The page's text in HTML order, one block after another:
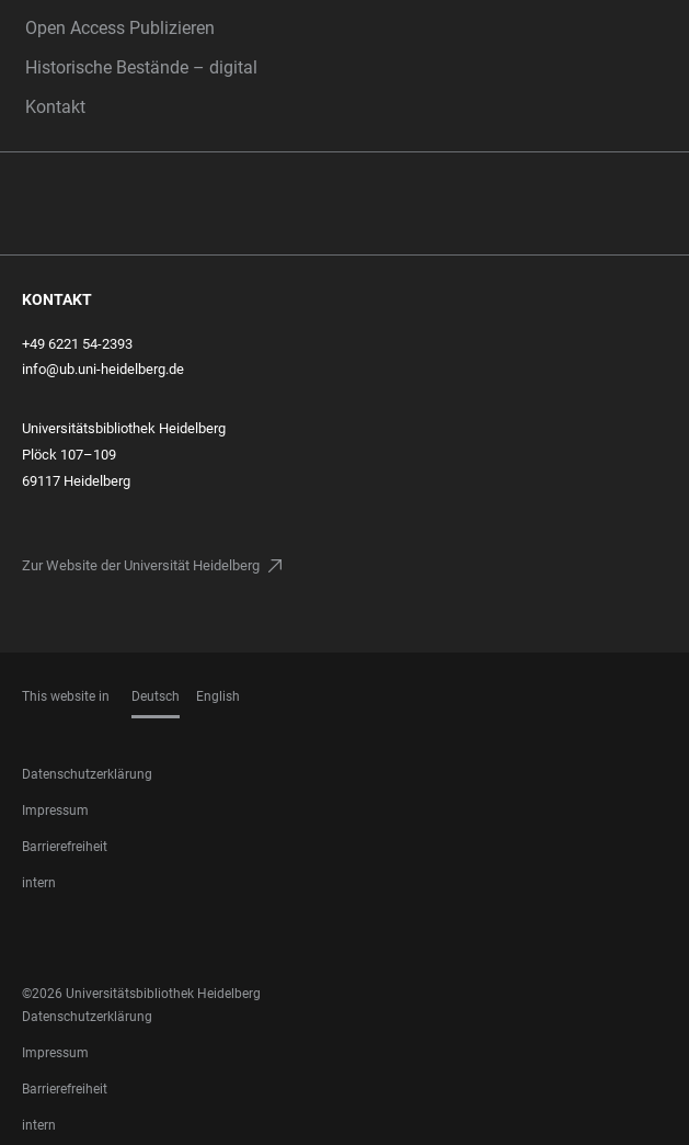
Open Access Publizieren
Historische Bestände – digital
Kontakt
KONTAKT
+49 6221 54-2393
info@ub.uni-heidelberg.de
Universitätsbibliothek Heidelberg
Plöck 107–109
69117 Heidelberg
Zur Website der Universität Heidelberg
This website in Deutsch English
FOOTER
LEGAL
Datenschutzerklärung
Impressum
Barrierefreiheit
intern
MEDIA
©2026 Universitätsbibliothek Heidelberg
FOOTER
LEGAL
Datenschutzerklärung
Impressum
Barrierefreiheit
intern